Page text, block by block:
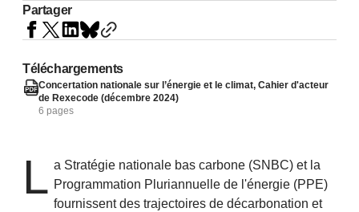
Partager
L a Stratégie nationale bas carbone (SNBC) et la
Programmation Pluriannuelle de l'énergie (PPE)
fournissent des trajectoires de décarbonation et
Téléchargements
Concertation nationale sur l’énergie et le climat, Cahier d'acteur
de Rexecode (décembre 2024)
6 pages